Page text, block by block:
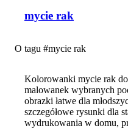
mycie rak
O tagu #mycie rak
Kolorowanki mycie rak
malowanek wybranych
obrazki łatwe dla
szczegółowe rysunki dla
wydrukowania w domu,